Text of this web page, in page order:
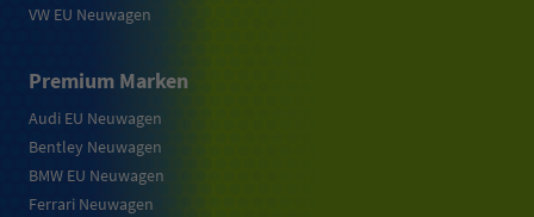
VW EU Neuwagen
Premium Marken
Audi EU Neuwagen
Bentley Neuwagen
BMW EU Neuwagen
Ferrari Neuwagen